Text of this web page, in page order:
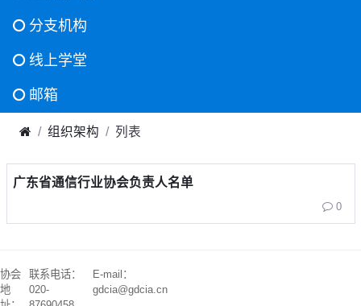
分支机构
线上学堂
邮箱
组织架构 列表
广东省通信行业协会负责人名单
0
协会
地
联系电话：
020-
E-mail：
gdcia@gdcia.cn